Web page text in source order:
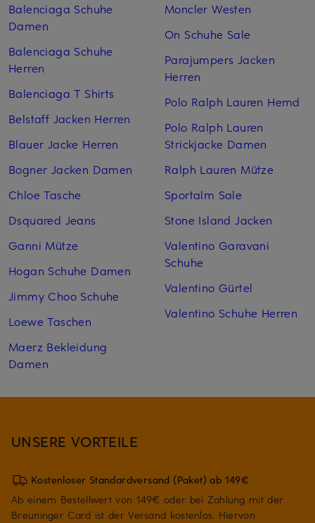
Balenciaga Schuhe
Damen
Balenciaga Schuhe
Herren
Balenciaga T Shirts
Belstaff Jacken Herren
Blauer Jacke Herren
Bogner Jacken Damen
Chloe Tasche
Dsquared Jeans
Ganni Mütze
Hogan Schuhe Damen
Jimmy Choo Schuhe
Loewe Taschen
Maerz Bekleidung
Damen
Moncler Westen
On Schuhe Sale
Parajumpers Jacken
Herren
Polo Ralph Lauren Hemd
Polo Ralph Lauren
Strickjacke Damen
Ralph Lauren Mütze
Sportalm Sale
Stone Island Jacken
Valentino Garavani
Schuhe
Valentino Gürtel
Valentino Schuhe Herren
UNSERE VORTEILE
Kostenloser Standardversand (Paket) ab 149€
Ab einem Bestellwert von 149€ oder bei Zahlung mit der
Breuninger Card ist der Versand kostenlos. Hiervon